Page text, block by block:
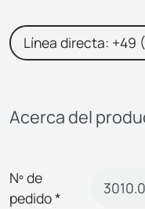
Línea directa: +49
Acerca del
Nº de
pedido*